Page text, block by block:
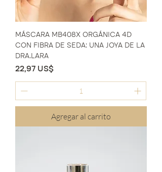
MÁSCARA MB408X ORGÁNICA 4D
CON FIBRA DE SEDA: UNA JOYA DE LA
DRA.LARA
Precio
22,97 US$
Agregar al carrito